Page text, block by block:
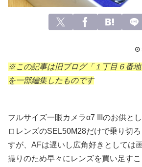
※この記事は旧ブログ「１丁目６番
を一部編集したものです
フルサイズ一眼カメラα7 IIIのお供と
ロレンズのSEL50M28だけで乗り切
すが、AFは遅いし広角好きとしては
撮りのため早々にレンズを買い足すこ